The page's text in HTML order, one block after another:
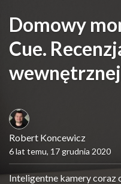
Domowy
Cue.
wewnętrznej
Robert Koncewicz
6 lat temu, 17 grudnia 2020
Inteligentne kamery coraz